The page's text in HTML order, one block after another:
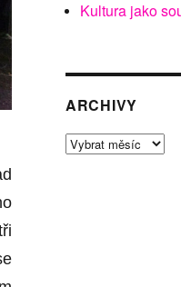
Kultura jako
ARCHIVY
Archivy